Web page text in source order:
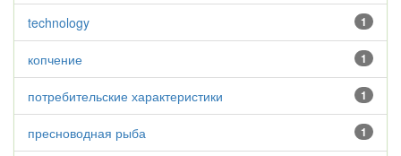
1
technology
1
копчение
1
потребительские характеристики
1
пресноводная рыба